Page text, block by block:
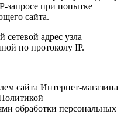
запросе при попытке
сайта.
адрес узла
по протоколу IP.
сайта Интернет-магазина
обработки персональных